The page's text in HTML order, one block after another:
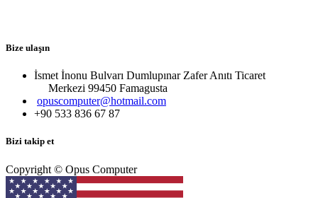
Bize ulaşın
İsmet İnonu Bulvarı Dumlupınar Zafer Anıtı Ticaret
Merkezi 99450 Famagust​a
opuscomputer@hotmail.com
+90 533 836 67 87
Bizi takip et
Copyright © Opus Computer